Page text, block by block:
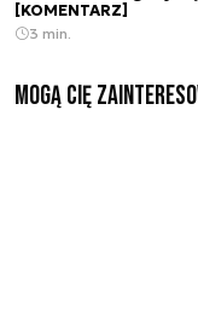
[KOMENTARZ]
3 min.
Mogą Cię